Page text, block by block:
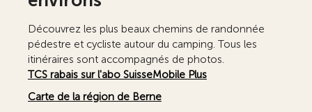
Découvrez les plus beaux chemins de randonnée
pédestre et cycliste autour du camping. Tous les
itinéraires sont accompagnés de photos.
TCS rabais sur l'abo SuisseMobile Plus
Carte de la région de Berne